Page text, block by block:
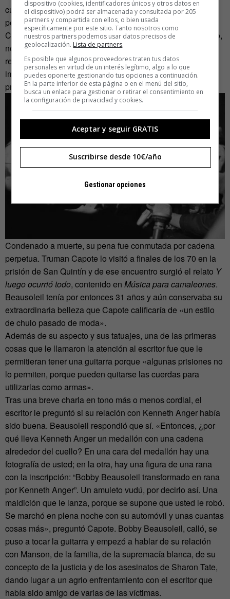
culpable de la atrocidad cometida con Hinman?» fue el
peregrino razonamiento que habrían hecho sus amigos.
Como era de esperar, lo acaecido los días 9 y 10 de agosto,
no beneficiaría lo más mínimo a Beausoleil. Lejos de
retirarle la acusación de asesinato, le sumaron la
imputación de pertenecer a la familia Manson que no era
precisamente una asociación benéfica.
Condenado a muerte, su pena fue conmutada por cadena
perpetua. Truman Capote lo visitó a finales de los 70 en la
prisión de San Quintín y de ese encuentro surgió el relato Y
luego ocurrió todo, contenido en Música para camaleones.
Beausoleil tenía por entonces 31 años y aún conservaba su
extraordinaria belleza que Capote calificaría de «un estilo
de chulo pasado de moda».
Además de su aspecto y sus tatuajes, una de las primeras
cosas que le llamaron la atención al escritor fue que le
permitieran tener una guitarra porque «algunas prisiones no
lo permiten, porque pueden quitarse las cuerdas para
utilizarlas como armas».
Tras una breve charla en tono más o menos cordial, el
escritor le preguntó si su relación con Kenneth Anger había
sido buena. Beausoleil respondió que sí. «Entonces, ¿por
qué lleva Kenneth Anger un medallón con una cadena
alrededor del cuello? En una cara del medallón hay una
fotografía de usted; en la otra, hay una figura de una rana
con la inscripción: “Bobby Beausoleil transformado en rana
por Kenneth Anger”. Un amuleto vudú, por decirlo así. Una
maldición que le lanza, porque se supone que usted le robó.
Se marchó en plena noche con su automóvil y unas cuantas
cosas más», preguntó Capote. Bobby Beausoleil, calló, se
puso a tocar la guitarra y empezó a hablar de su relación
con Manson, de la familia, de la supremacía blanca, de su
concepto de la justicia y de los asesinatos de Sharon Tate,
dando lugar a un agrio enfrentamiento con el escritor que
había sido amigo de varias de las víctimas.
dispositivo (cookies, identificadores únicos y otros datos en
el dispositivo) podrá ser almacenada y consultada por 205
partners y compartida con ellos, o bien usada
específicamente por este sitio. Tanto nosotros como
nuestros partners podemos usar datos precisos de
geolocalización. Lista de partners.
Es posible que algunos proveedores traten tus datos
personales en virtud de un interés legítimo, algo a lo que
puedes oponerte gestionando tus opciones a continuación.
En la parte inferior de esta página o en el menú del sitio,
busca un enlace para gestionar o retirar el consentimiento en
la configuración de privacidad y cookies.
Aceptar y seguir GRATIS
Suscribirse desde 10€/año
Gestionar opciones